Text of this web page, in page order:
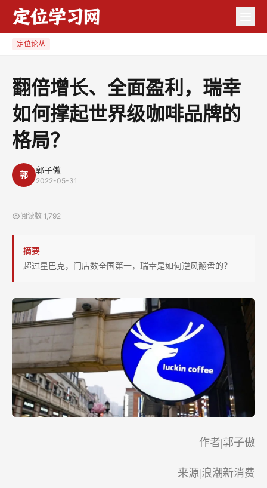
利，
局？
定位论丛
翻倍增长、全面盈利，瑞幸
如何撑起世界级咖啡品牌的
格局？
郭 郭子傲
2022-05-31
阅读数 1,792
摘要
超过星巴克，门店数全国第一，瑞幸是如何逆风翻盘的？
作者|郭子傲
来源|浪潮新消费